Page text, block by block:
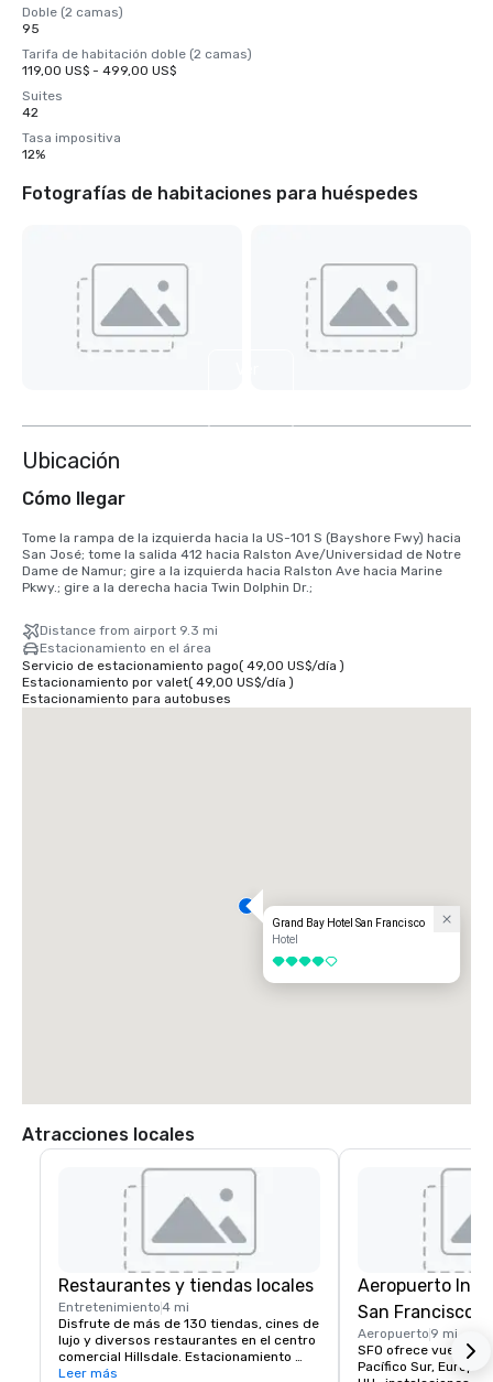
Doble (2 camas)
95
Tarifa de habitación doble (2 camas)
119,00 US$ - 499,00 US$
Suites
42
Tasa impositiva
12%
Fotografías de habitaciones para huéspedes
Ubicación
Cómo llegar
Tome la rampa de la izquierda hacia la US-101 S (Bayshore Fwy) hacia
San José; tome la salida 412 hacia Ralston Ave/Universidad de Notre
Dame de Namur; gire a la izquierda hacia Ralston Ave hacia Marine
Pkwy.; gire a la derecha hacia Twin Dolphin Dr.;
Distance from airport 9.3 mi
Estacionamiento en el área
Servicio de estacionamiento pago( 49,00 US$/día )
Estacionamiento por valet( 49,00 US$/día )
Estacionamiento para autobuses
Grand Bay Hotel San Francisco
Hotel
4 de 5
Atracciones locales
Restaurantes y tiendas locales
Entretenimiento4 mi
Disfrute de más de 130 tiendas, cines de
lujo y diversos restaurantes en el centro
comercial Hillsdale. Estacionamiento
gratuito y acceso a Caltrain. El destino
Leer más
Aeropuerto
San Francisco
Aeropuerto 9 mi
SFO ofrece vuelos
Pacífico Sur, Europa,